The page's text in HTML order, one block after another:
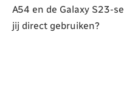
A54 en de Galaxy S23-
jij direct gebruiken?